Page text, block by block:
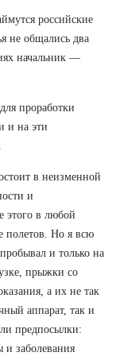
российские
не общались два
начальник —
проработки
и на эти
в неизменной
и
этого в любой
полетов. Но я всю
и только на
прыжки со
а их не так
аппарат, так и
предпосылки:
и заболевания